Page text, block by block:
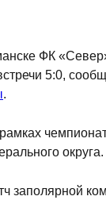
ФК
5:0,
.
округа.
заполярной